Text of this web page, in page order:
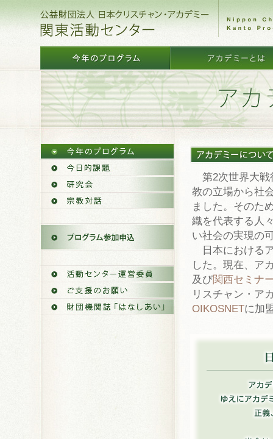
第2次世界大戦
教の立場から社
ました。そのた
織を代表する人
い社会の実現の
日本における
した。現在、ア
及び関西セミナ
リスチャン・ア
OIKOSNETに加